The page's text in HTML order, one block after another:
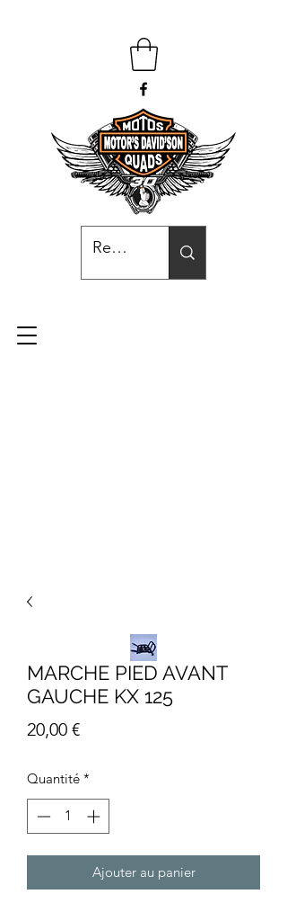
MARCHE PIED AVANT
GAUCHE KX 125
20,00 €Prix
Quantité *
Ajouter au panier